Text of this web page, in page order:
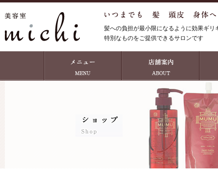
髪への負担が最小限になるように効果ギ
特別なものをご提供できるサロンです